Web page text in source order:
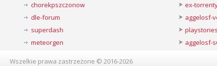
chorekpszczonow
dle-forum
superdash
meteorgen
ex-
aggelosf-
aggelosf-
Wszelkie prawa zastrzeżone © 2016-2026